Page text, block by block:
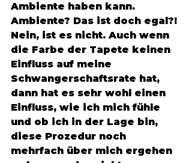
Ambiente haben kann.
Ambiente? Das ist doch egal?!
Nein, ist es nicht. Auch wenn
die Farbe der Tapete keinen
Einfluss auf meine
Schwangerschaftsrate hat,
dann hat es sehr wohl einen
Einfluss, wie ich mich fühle
und ob ich in der Lage bin,
diese Prozedur noch
mehrfach über mich ergehen